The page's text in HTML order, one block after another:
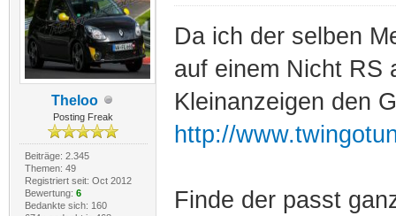
Theloo
Posting Freak
Beiträge: 2.345
Themen: 49
Registriert seit: Oct 2012
Bewertung: 6
Bedankte sich: 160
Da ich der selben
auf einem Nicht RS
Kleinanzeigen den
http://
Finde der passt